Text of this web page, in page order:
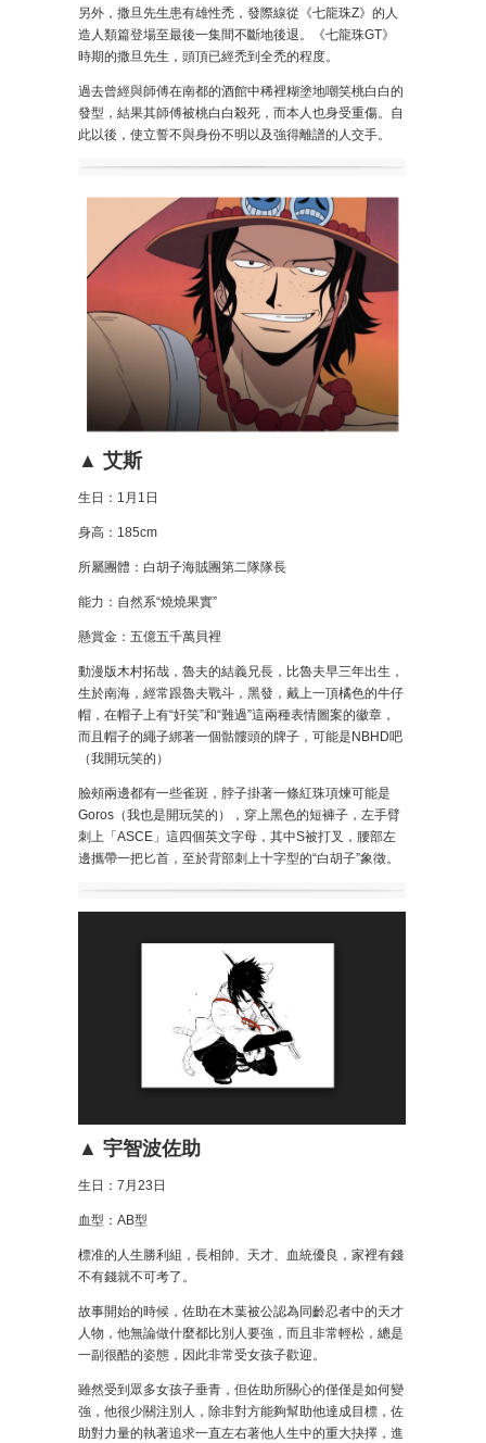
另外，撒旦先生患有雄性禿，發際線從《七龍珠Z》的人
造人類篇登場至最後一集間不斷地後退。《七龍珠GT》
時期的撒旦先生，頭頂已經禿到全禿的程度。
過去曾經與師傅在南都的酒館中稀裡糊塗地嘲笑桃白白的
發型，結果其師傅被桃白白殺死，而本人也身受重傷。自
此以後，使立誓不與身份不明以及強得離譜的人交手。
▲ 艾斯
生日：1月1日
身高：185cm
所屬團體：白胡子海賊團第二隊隊長
能力：自然系“燒燒果實”
懸賞金：五億五千萬貝裡
動漫版木村拓哉，魯夫的結義兄長，比魯夫早三年出生，
生於南海，經常跟魯夫戰斗，黑發，戴上一頂橘色的牛仔
帽，在帽子上有“奸笑”和“難過”這兩種表情圖案的徽章，
而且帽子的繩子綁著一個骷髏頭的牌子，可能是NBHD吧
（我開玩笑的）
臉頰兩邊都有一些雀斑，脖子掛著一條紅珠項煉可能是
Goros（我也是開玩笑的），穿上黑色的短褲子，左手臂
刺上「ASCE」這四個英文字母，其中S被打叉，腰部左
邊攜帶一把匕首，至於背部刺上十字型的“白胡子”象徵。
▲ 宇智波佐助
生日：7月23日
血型：AB型
標准的人生勝利組，長相帥、天才、血統優良，家裡有錢
不有錢就不可考了。
故事開始的時候，佐助在木葉被公認為同齡忍者中的天才
人物，他無論做什麼都比別人要強，而且非常輕松，總是
一副很酷的姿態，因此非常受女孩子歡迎。
雖然受到眾多女孩子垂青，但佐助所關心的僅僅是如何變
強，他很少關注別人，除非對方能夠幫助他達成目標，佐
助對力量的執著追求一直左右著他人生中的重大抉擇，進